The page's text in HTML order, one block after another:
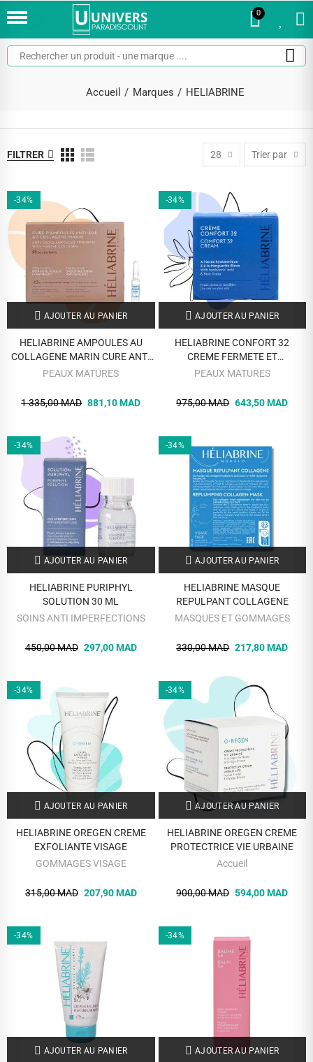
0
Accueil Marques HELIABRINE
FILTRER 28 Trier par
-34%
AJOUTER AU PANIER
HELIABRINE AMPOULES AU
COLLAGENE MARIN CURE ANTI
AGE 28 JOURS
PEAUX MATURES
1 335,00 MAD 881,10 MAD
-34%
AJOUTER AU PANIER
HELIABRINE CONFORT 32
CREME FERMETE ET
HYDRATATION 50 ML
PEAUX MATURES
975,00 MAD 643,50 MAD
-34%
AJOUTER AU PANIER
HELIABRINE PURIPHYL
SOLUTION 30 ML
SOINS ANTI IMPERFECTIONS
450,00 MAD 297,00 MAD
-34%
AJOUTER AU PANIER
HELIABRINE MASQUE
REPULPANT COLLAGENE
MASQUES ET GOMMAGES
330,00 MAD 217,80 MAD
-34%
AJOUTER AU PANIER
HELIABRINE OREGEN CREME
EXFOLIANTE VISAGE
GOMMAGES VISAGE
315,00 MAD 207,90 MAD
-34%
AJOUTER AU PANIER
HELIABRINE OREGEN CREME
PROTECTRICE VIE URBAINE
Accueil
900,00 MAD 594,00 MAD
-34%
AJOUTER AU PANIER
-34%
AJOUTER AU PANIER